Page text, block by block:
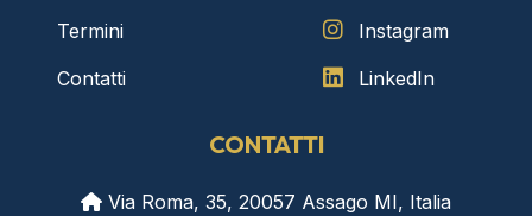
Termini
Contatti
Instagram
LinkedIn
CONTATTI
Via Roma, 35, 20057 Assago MI, Italia